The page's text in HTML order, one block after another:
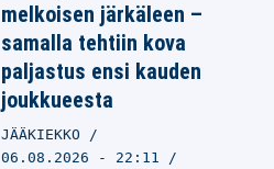
melkoisen järkäleen –
samalla tehtiin kova
paljastus ensi kauden
joukkueesta
JÄÄKIEKKO
06.08.2026 - 22:11